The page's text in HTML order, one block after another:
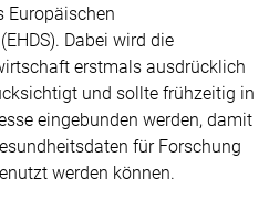
Europäischen
Dabei wird die
erstmals ausdrücklich
und sollte frühzeitig in
eingebunden werden, damit
für Forschung
werden können.